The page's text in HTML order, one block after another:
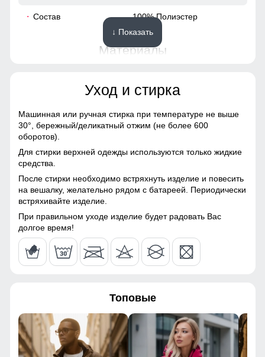
Плотный полиэстер — тёплый, износостойкий и приятный
к телу. Внутренний карман удобно подходит для
телефона, документов и разных мелочей!
Вместительные карманы на молнии!
Это практичное и удобное решение для повседневного
использования. Они легко вмещают телефон, перчатки и
другие необходимые мелочи, позволяя обойтись без
сумки. Карманы расположены удобно и защищены от
ветра, что делает их идеальными для холодной погоды.
41
70
50
40
Состав 100% Полиэстер
Материалы
Полиэстер, Плащевка,
Болонь, Экологичные
Материал подкладки
Материал подкладки
капюшона
Полиэстер
Материал подкладки
кармана
Полиэстер
Материал наполнителя
Фактура материала Шероховатая, стеганная
Плотность утеплителя (г/ 240
Конструктивные особенности
↓ Показать
Уход и стирка
Машинная или ручная стирка при температуре не выше
30°, бережный/деликатный отжим (не более 600
оборотов).
Для стирки верхней одежды используются только жидкие
средства.
После стирки необходимо встряхнуть изделие и повесить
на вешалку, желательно рядом с батареей. Периодически
встряхивайте изделие.
При правильном уходе изделие будет радовать Вас
долгое время!
Топовые